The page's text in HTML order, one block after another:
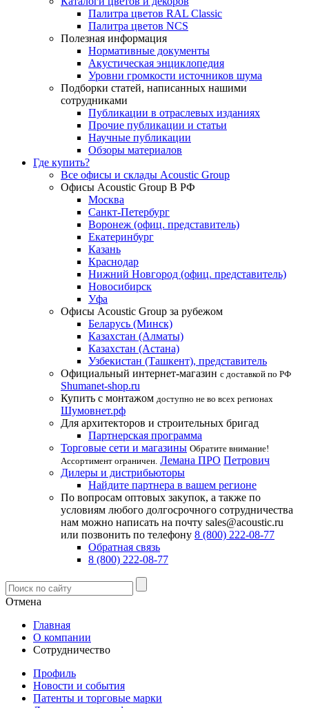
Палитра цветов RAL Сlassic
Палитра цветов NCS
Полезная информация
Нормативные документы
Акустическая энциклопедия
Уровни громкости источников шума
Подборки статей, написанных нашими
сотрудниками
Публикации в отраслевых изданиях
Прочие публикации и статьи
Научные публикации
Обзоры материалов
Где купить?
Все офисы и склады Acoustic Group
Офисы Acoustic Group В РФ
Москва
Санкт-Петербург
Воронеж (офиц. представитель)
Екатеринбург
Казань
Краснодар
Нижний Новгород (офиц. представитель)
Новосибирск
Уфа
Офисы Acoustic Group за рубежом
Беларусь (Минск)
Казахстан (Алматы)
Казахстан (Астана)
Узбекистан (Ташкент), представитель
Официальный интернет-магазин с доставкой по РФ
Shumanet-shop.ru
Купить с монтажом доступно не во всех регионах
Шумовнет.рф
Для архитекторов и строительных бригад
Партнерская программа
Торговые сети и магазины Обратите внимание!
Ассортимент ограничен. Лемана ПРО Петрович
Дилеры и дистрибьюторы
Найдите партнера в вашем регионе
По вопросам оптовых закупок, а также по
условиям любого долгосрочного сотрудничества
нам можно написать на почту sales@acoustic.ru
или позвонить по телефону 8 (800) 222-08-77
Обратная связь
8 (800) 222-08-77
Отмена
Главная
О компании
Сотрудничество
Профиль
Новости и события
Патенты и торговые марки